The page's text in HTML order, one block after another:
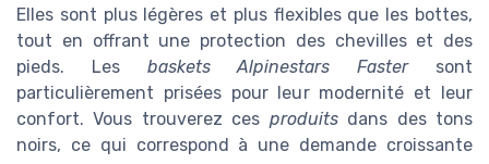
Elles sont plus légères et plus flexibles que les bottes,
tout en offrant une protection des chevilles et des
pieds. Les baskets Alpinestars Fastersont
particulièrement prisées pour leur modernité et leur
confort. Vous trouverez ces produitsdans des tons
noirs, ce qui correspond à une demande croissante